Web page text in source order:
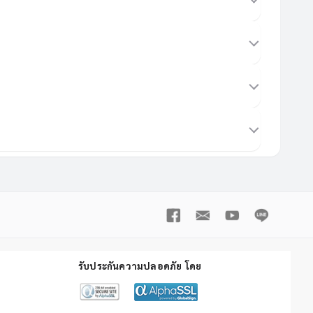
รับประกันความปลอดภัย โดย